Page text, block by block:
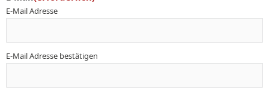
E-Mail Adresse
E-Mail Adresse bestätigen